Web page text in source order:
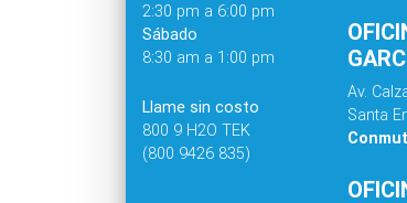
2:30 pm a 6:00 pm
Sábado
8:30 am a 1:00 pm
Llame sin costo
800 9 H2O TEK
(800 9426 835)
Av.
Santa